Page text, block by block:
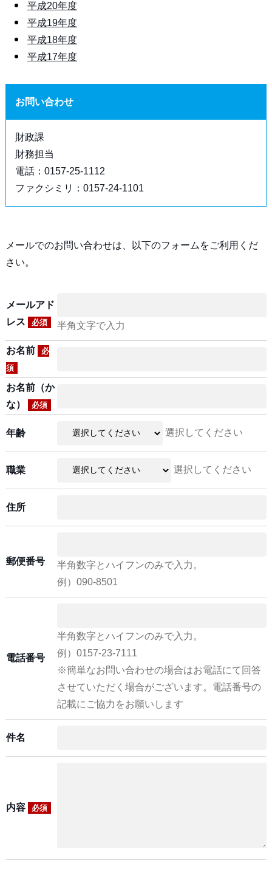
平成20年度
平成19年度
平成18年度
平成17年度
お問い合わせ
財政課
財務担当
電話：0157-25-1112
ファクシミリ：0157-24-1101
メールでのお問い合わせは、以下のフォームをご利用くだ
さい。
メールアド
レス
必須 半角文字で入力
お名前
必
須
お名前（か
な）
必須
年齢 選択してください
職業 選択してください
住所
郵便番号
半角数字とハイフンのみで入力。
例）090-8501
電話番号
半角数字とハイフンのみで入力。
例）0157-23-7111
※簡単なお問い合わせの場合はお電話にて回答
させていただく場合がございます。電話番号の
記載にご協力をお願いします
件名
内容 必須